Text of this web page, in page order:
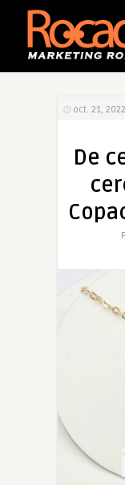
oct. 21, 2022
De